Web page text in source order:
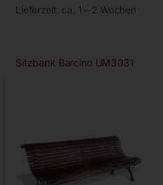
Lieferzeit: ca. 1 – 2 Wochen
Sitzbank Barcino UM3031